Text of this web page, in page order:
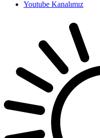
Youtube Kanalımız